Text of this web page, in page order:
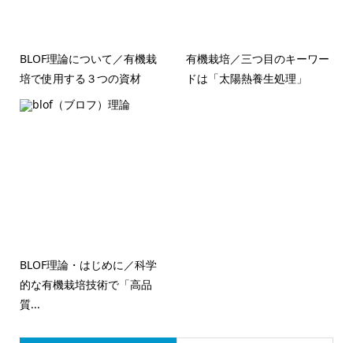
BLOF理論について／有機栽
培で使用する３つの資材
有機栽培／三つ目のキーワー
ドは「太陽熱養生処理」
BLOF理論・はじめに／科学
的な有機栽培技術で「高品
質...